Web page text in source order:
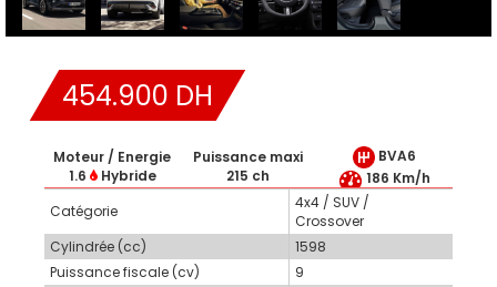
454.900 DH
Moteur / Energie
1.6
Hybride
Puissance maxi
215 ch
BVA6
186 Km/h
Catégorie
4x4 / SUV /
Crossover
Cylindrée (cc)
1598
Puissance fiscale (cv)
9